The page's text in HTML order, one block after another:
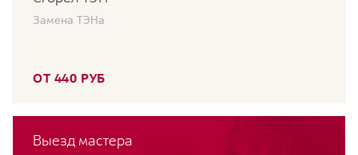
Замена ТЭНа
ОТ 440 РУБ
Выезд мастера